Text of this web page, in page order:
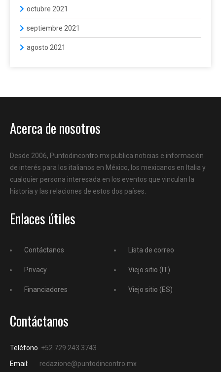
octubre 2021
septiembre 2021
agosto 2021
Acerca de nosotros
Desde 2006, Puntodincontro.mx publica noticias e información
de interés para los italianos en México, los mexicanos en Italia y
cualquier persona interesada en los eventos que vinculan la
historia y las relaciones de estos dos países.
Enlaces útiles
Contáctanos
Privacy
Financiadores
Lista de correo
Viejo sitio (IT)
Viejo sitio (ES)
Contáctanos
Teléfono +52 729 243 3743
Email:
redazione@puntodincontro.mx